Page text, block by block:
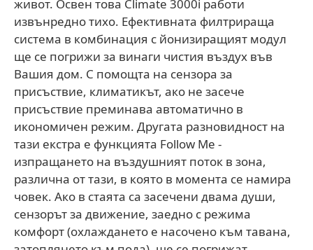
живот. Освен това Climate 3000i работи
извънредно тихо. Ефективната филтрираща
система в комбинация с йонизиращият модул
ще се погрижи за винаги чистия въздух във
Вашия дом. С помощта на сензора за
присъствие, климатикът, ако не засече
присъствие преминава автоматично в
икономичен режим. Другата разновидност на
тази екстра е функцията Follow Me -
изпращането на въздушният поток в зона,
различна от тази, в която в момента се намира
човек. Ако в стаята са засечени двама души,
сензорът за движение, заедно с режима
комфорт (охлаждането е насочено към тавана,